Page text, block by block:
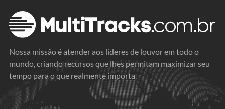
Nossa missão é atender aos líderes de louvor em todo o
mundo, criando recursos que lhes permitam maximizar seu
tempo para o que realmente importa.